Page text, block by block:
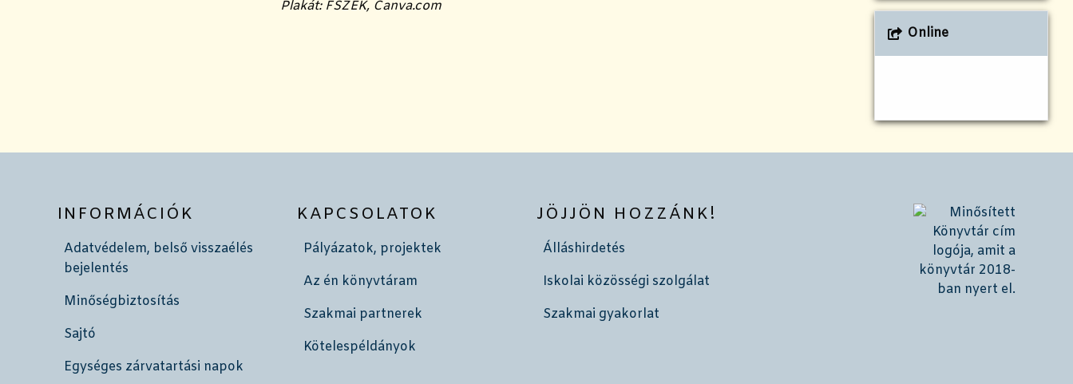
Plakát: FSZEK, Canva.com
Online
INFORMÁCIÓK
Adatvédelem, belső visszaélés
bejelentés
Minőségbiztosítás
Sajtó
Egységes zárvatartási napok
KAPCSOLATOK
Pályázatok, projektek
Az én könyvtáram
Szakmai partnerek
Kötelespéldányok
JÖJJÖN HOZZÁNK!
Álláshirdetés
Iskolai közösségi szolgálat
Szakmai gyakorlat